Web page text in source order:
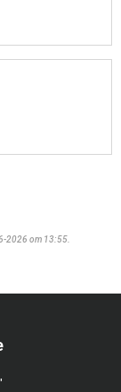
2026 om 13:55.